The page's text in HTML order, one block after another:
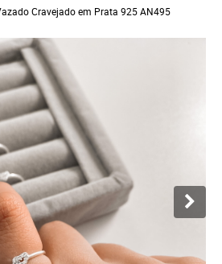
Cravejado em Prata 925 AN495